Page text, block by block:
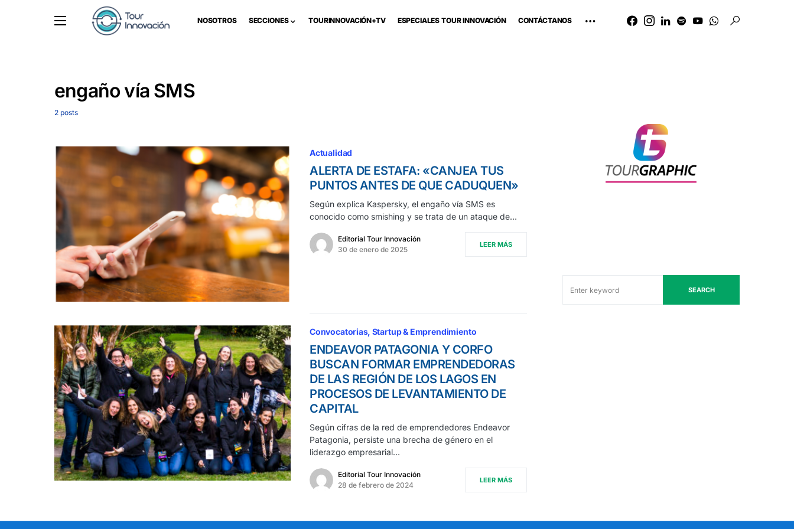
NOSOTROS SECCIONES TOURINNOVACIÓN+TV ESPECIALES TOUR INNOVACIÓN CONTÁCTANOS
engaño vía SMS
2 posts
Actualidad
ALERTA DE ESTAFA: «CANJEA TUS
PUNTOS ANTES DE QUE CADUQUEN»
Según explica Kaspersky, el engaño vía SMS es
conocido como smishing y se trata de un ataque de…
Editorial Tour Innovación
30 de enero de 2025
LEER MÁS
Convocatorias Startup & Emprendimiento
ENDEAVOR PATAGONIA Y CORFO
BUSCAN FORMAR EMPRENDEDORAS
DE LAS REGIÓN DE LOS LAGOS EN
PROCESOS DE LEVANTAMIENTO DE
CAPITAL
Según cifras de la red de emprendedores Endeavor
Patagonia, persiste una brecha de género en el
liderazgo empresarial…
Editorial Tour Innovación
28 de febrero de 2024
LEER MÁS
SEARCH